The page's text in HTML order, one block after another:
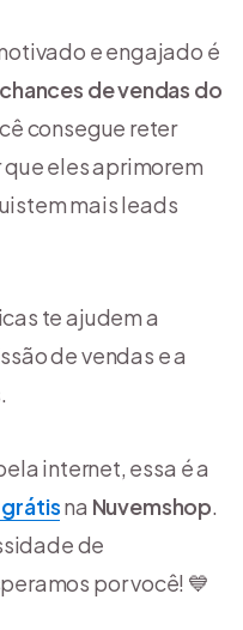
e engajado é
de vendas do
consegue reter
eles aprimorem
mais leads
te ajudem a
de vendas e a
internet, essa é a
grátisna Nuvemshop.
de
por você! 💙